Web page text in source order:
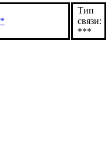
Тип
связи:
***